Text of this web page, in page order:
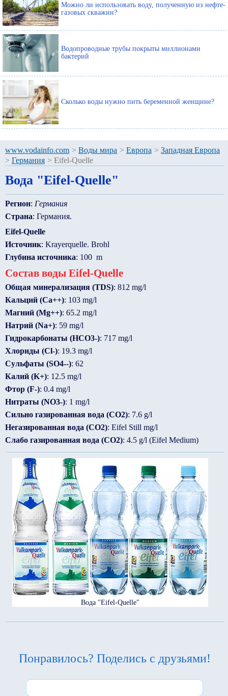
Можно ли использовать воду, полученную из нефте-
газовых скважин?
Водопроводные трубы покрыты миллионами
бактерий
Сколько воды нужно пить беременной женщине?
www.vodainfo.com > Воды мира > Европа > Западная Европа
> Германия > Eifel-Quelle
Вода "Eifel-Quelle"
Регион: Германия
Страна: Германия.
Eifel-Quelle
Источник: Krayerquelle. Brohl
Глубина источника: 100 m
Состав воды Eifel-Quelle
Общая минерализация (TDS): 812 mg/l
Кальций (Ca++): 103 mg/l
Магний (Mg++): 65.2 mg/l
Натрий (Na+): 59 mg/l
Гидрокарбонаты (HCO3-): 717 mg/l
Хлориды (Cl-): 19.3 mg/l
Сульфаты (SO4--): 62
Калий (K+): 12.5 mg/l
Фтор (F-): 0.4 mg/l
Нитраты (NO3-): 1 mg/l
Сильно газированная вода (CO2): 7.6 g/l
Негазированная вода (CO2): Eifel Still mg/l
Слабо газированная вода (CO2): 4.5 g/l (Eifel Medium)
Вода "Eifel-Quelle"
Понравилось? Поделись с друзьями!